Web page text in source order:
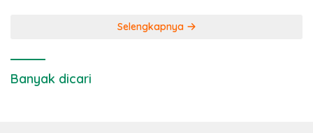
Selengkapnya
Banyak dicari